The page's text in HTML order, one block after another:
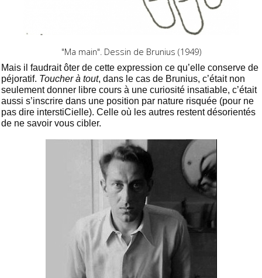
"Ma main". Dessin de Brunius (1949)
Mais il faudrait ôter de cette expression ce qu’elle conserve de
péjoratif. Toucher à tout, dans le cas de Brunius, c’était non
seulement donner libre cours à une curiosité insatiable, c’était
aussi s’inscrire dans une position par nature risquée (pour ne
pas dire interstiCielle). Celle où les autres restent désorientés
de ne savoir vous cibler.